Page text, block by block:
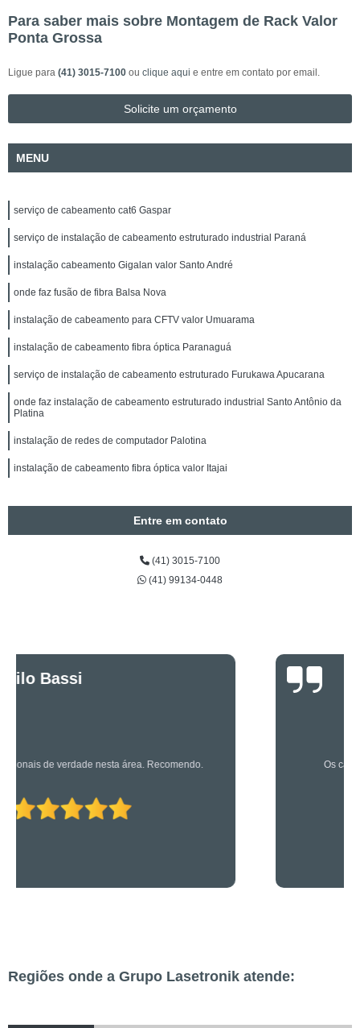
Para saber mais sobre Montagem de Rack Valor
Ponta Grossa
Ligue para (41) 3015-7100 ou clique aqui e entre em contato por email.
Solicite um orçamento
MENU
serviço de cabeamento cat6 Gaspar
serviço de instalação de cabeamento estruturado industrial Paraná
instalação cabeamento Gigalan valor Santo André
onde faz fusão de fibra Balsa Nova
instalação de cabeamento para CFTV valor Umuarama
instalação de cabeamento fibra óptica Paranaguá
serviço de instalação de cabeamento estruturado Furukawa Apucarana
onde faz instalação de cabeamento estruturado industrial Santo Antônio da
Platina
instalação de redes de computador Palotina
instalação de cabeamento fibra óptica valor Itajai
Entre em contato
(41) 3015-7100
(41) 99134-0448
Os caras são bons mesmo! Profissionais de primeira!
Regiões onde a Grupo Lasetronik atende: